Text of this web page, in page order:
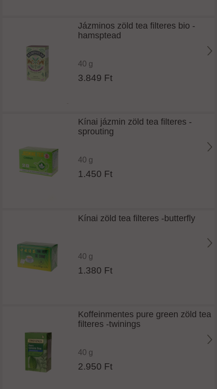
Jázminos zöld tea filteres bio -
hamsptead
40 g
3.849 Ft
Kínai jázmin zöld tea filteres -
sprouting
40 g
1.450 Ft
Kínai zöld tea filteres -butterfly
40 g
1.380 Ft
Koffeinmentes pure green zöld tea
filteres -twinings
40 g
2.950 Ft